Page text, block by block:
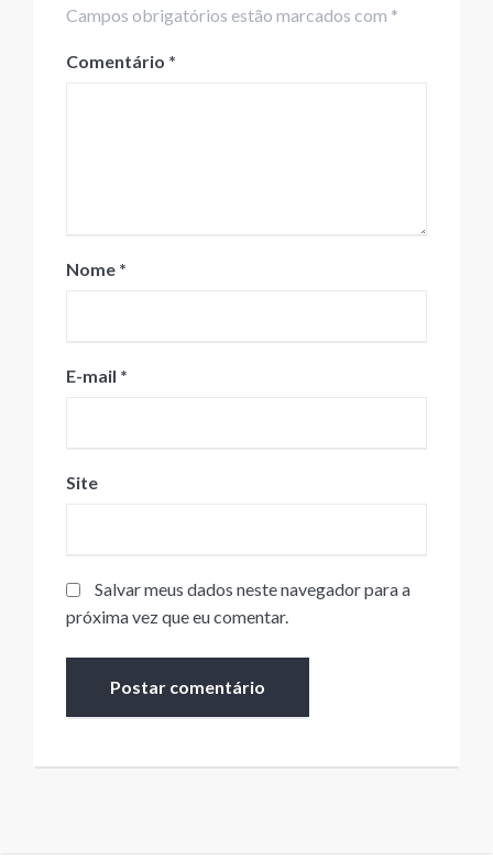
Campos obrigatórios estão marcados com *
Comentário *
Nome *
E-mail *
Site
Salvar meus dados neste navegador para a
próxima vez que eu comentar.